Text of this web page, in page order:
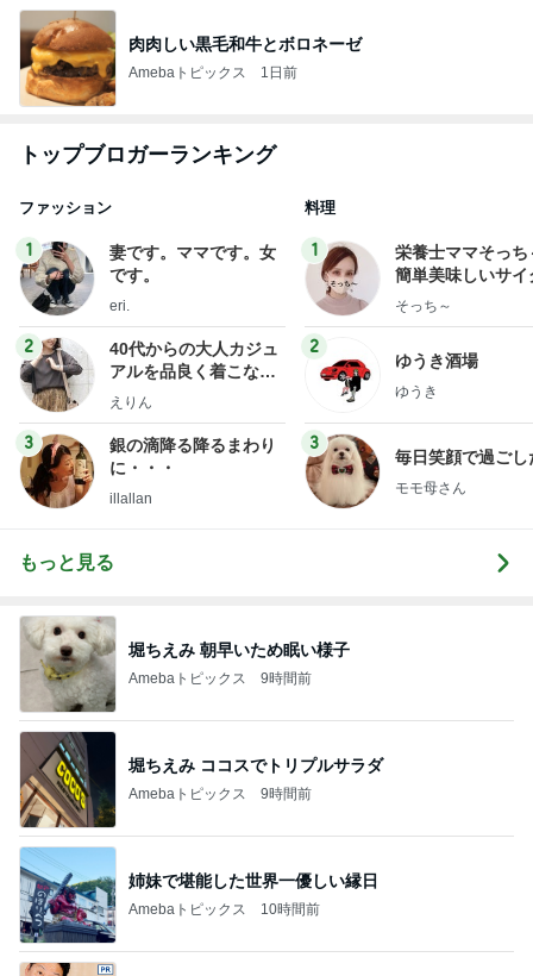
肉肉しい黒毛和牛とボロネーゼ
Amebaトピックス 1日前
トップブロガーランキング
ファッション
1
妻です。ママです。女
です。
eri.
2
40代からの大人カジュ
アルを品良く着こなす
ファッションブログ
えりん
3
銀の滴降る降るまわり
に・・・
illallan
料理
1
栄養士ママそっち
簡単美味しいサイ
献立
そっち～
2
ゆうき酒場
ゆうき
3
毎日笑顔で過ごし
モモ母さん
もっと見る
堀ちえみ 朝早いため眠い様子
Amebaトピックス 9時間前
堀ちえみ ココスでトリプルサラダ
Amebaトピックス 9時間前
姉妹で堪能した世界一優しい縁日
Amebaトピックス 10時間前